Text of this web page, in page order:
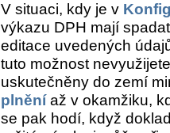
V situaci, kdy je v
výkazu DPH mají
editace uvedených
tuto možnost
uskutečněny do zemí
plněníaž v okamžiku,
se pak hodí, když